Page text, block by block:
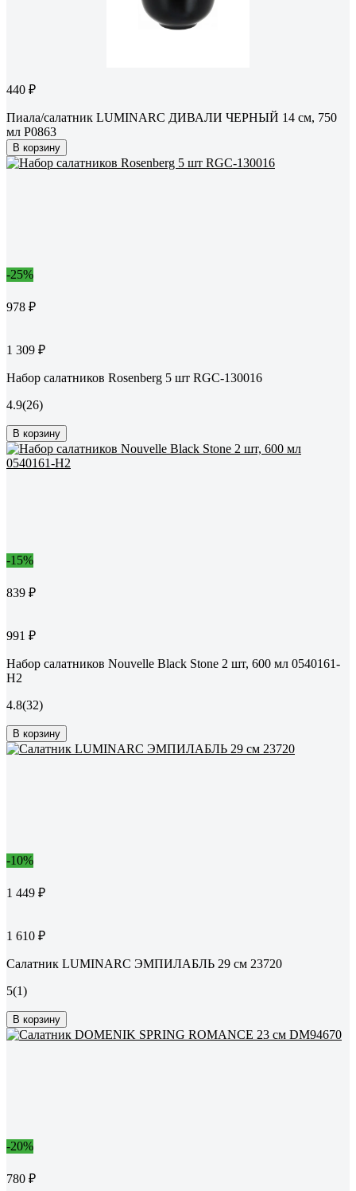
440 ₽
Пиала/салатник LUMINARC ДИВАЛИ ЧЕРНЫЙ 14 см, 750
мл P0863
В корзину
-25%
978 ₽
1 309 ₽
Набор салатников Rosenberg 5 шт RGC-130016
4.9(26)
В корзину
-15%
839 ₽
991 ₽
Набор салатников Nouvelle Black Stone 2 шт, 600 мл 0540161-
Н2
4.8(32)
В корзину
-10%
1 449 ₽
1 610 ₽
Салатник LUMINARC ЭМПИЛАБЛЬ 29 см 23720
5(1)
В корзину
-20%
780 ₽